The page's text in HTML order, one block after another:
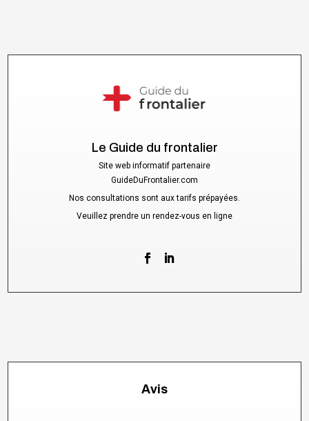
Le Guide du frontalier
Site web informatif partenaire
GuideDuFrontalier.com
Nos consultations sont aux tarifs prépayées.
Veuillez prendre un rendez-vous en ligne
Avis